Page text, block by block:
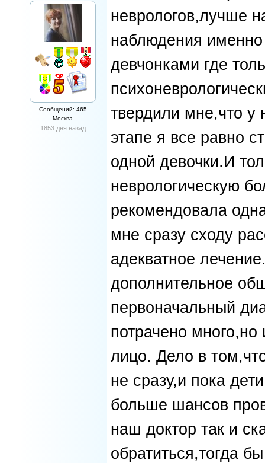
Сообщений: 465
Москва
1853 дня назад
неврологов,лучше
наблюдения
девчонками где
твердили мне,что
этапе я все равно
одной девочки.И
неврологическую
рекомендовала
мне сразу сходу
адекватное
дополнительное
первоначальный
потрачено
лицо. Дело в
не сразу,и пока
больше шансов
наш доктор так и
обратиться,тогда